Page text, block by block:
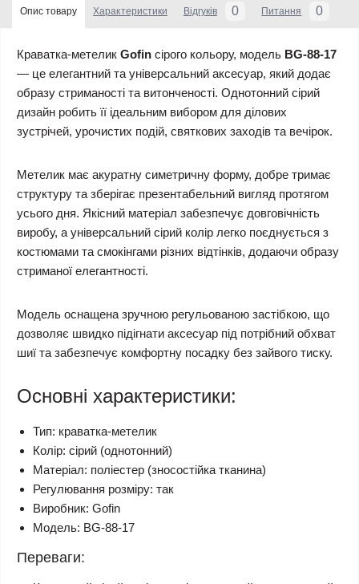
Опис товару Характеристики Відгуків 0 Питання 0
Краватка-метелик Gofin сірого кольору, модель BG-88-17
— це елегантний та універсальний аксесуар, який додає
образу стриманості та витонченості. Однотонний сірий
дизайн робить її ідеальним вибором для ділових
зустрічей, урочистих подій, святкових заходів та вечірок.
Метелик має акуратну симетричну форму, добре тримає
структуру та зберігає презентабельний вигляд протягом
усього дня. Якісний матеріал забезпечує довговічність
виробу, а універсальний сірий колір легко поєднується з
костюмами та смокінгами різних відтінків, додаючи образу
стриманої елегантності.
Модель оснащена зручною регульованою застібкою, що
дозволяє швидко підігнати аксесуар під потрібний обхват
шиї та забезпечує комфортну посадку без зайвого тиску.
Основні характеристики:
Тип: краватка-метелик
Колір: сірий (однотонний)
Матеріал: поліестер (зносостійка тканина)
Регулювання розміру: так
Виробник: Gofin
Модель: BG-88-17
Переваги: